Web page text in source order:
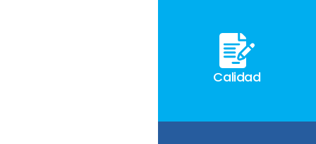
Calidad